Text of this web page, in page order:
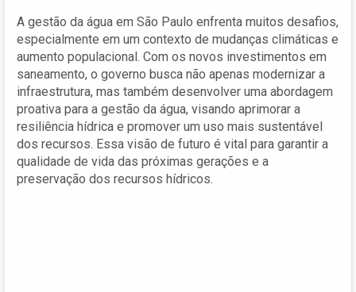
A gestão da água em São Paulo enfrenta muitos desafios,
especialmente em um contexto de mudanças climáticas e
aumento populacional. Com os novos investimentos em
saneamento, o governo busca não apenas modernizar a
infraestrutura, mas também desenvolver uma abordagem
proativa para a gestão da água, visando aprimorar a
resiliência hídrica e promover um uso mais sustentável
dos recursos. Essa visão de futuro é vital para garantir a
qualidade de vida das próximas gerações e a
preservação dos recursos hídricos.